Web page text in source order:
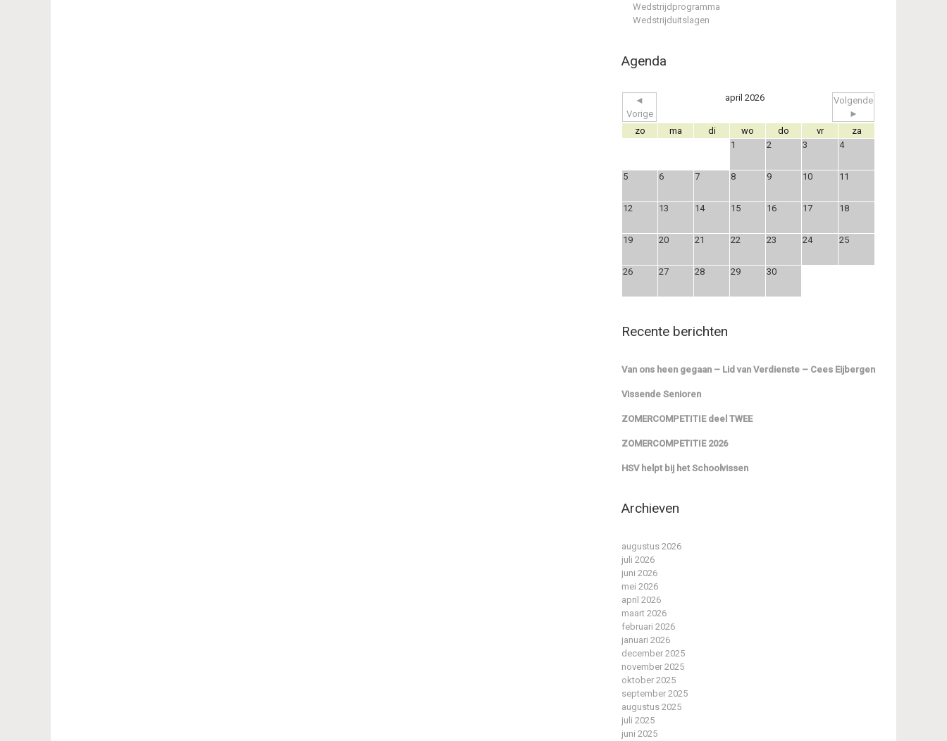
Wedstrijdprogramma
Wedstrijduitslagen
Agenda
◄
Vorige
april 2026
Volgende
►
zo
ma di wo do vr
za
1
2 3 4
5 6 7 8 9 10 11
12 13 14 15 16 17 18
19 20 21 22 23 24 25
26 27 28 29 30
Recente berichten
Van ons heen gegaan – Lid van Verdienste – Cees Eijbergen
Vissende Senioren
ZOMERCOMPETITIE deel TWEE
ZOMERCOMPETITIE 2026
HSV helpt bij het Schoolvissen
Archieven
augustus 2026
juli 2026
juni 2026
mei 2026
april 2026
maart 2026
februari 2026
januari 2026
december 2025
november 2025
oktober 2025
september 2025
augustus 2025
juli 2025
juni 2025